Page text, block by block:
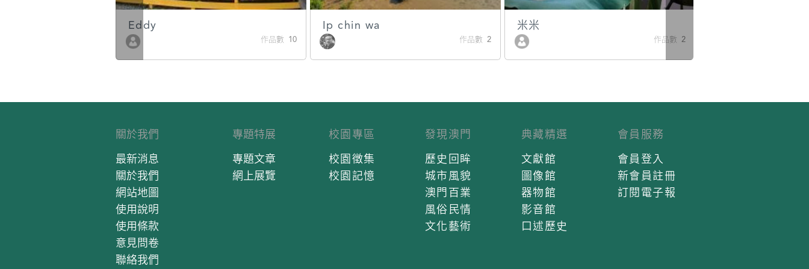
Eddy
作品數 10
Ip chin wa
作品數 2
米米
作品數 2
關於我們
最新消息
關於我們
網站地圖
使用說明
使用條款
意見問卷
聯絡我們
專題特展
專題文章
網上展覽
校園專區
校園徵集
校園記憶
發現澳門
歷史回眸
城市風貌
澳門百業
風俗民情
文化藝術
典藏精選
文獻館
圖像館
器物館
影音館
口述歷史
會員服務
會員登入
新會員註冊
訂閱電子報